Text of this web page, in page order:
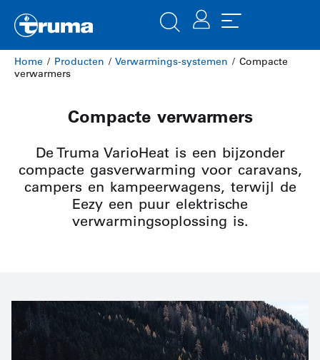
Home / Producten / ​Verwarmings-systemen / Compacte
verwarmers
Compacte verwarmers
De Truma VarioHeat is een bijzonder
compacte gasverwarming voor caravans,
campers en kampeerwagens, terwijl de
Eezy een puur elektrische
verwarmingsoplossing is.